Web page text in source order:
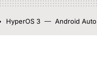
HyperOS 3 Android Auto